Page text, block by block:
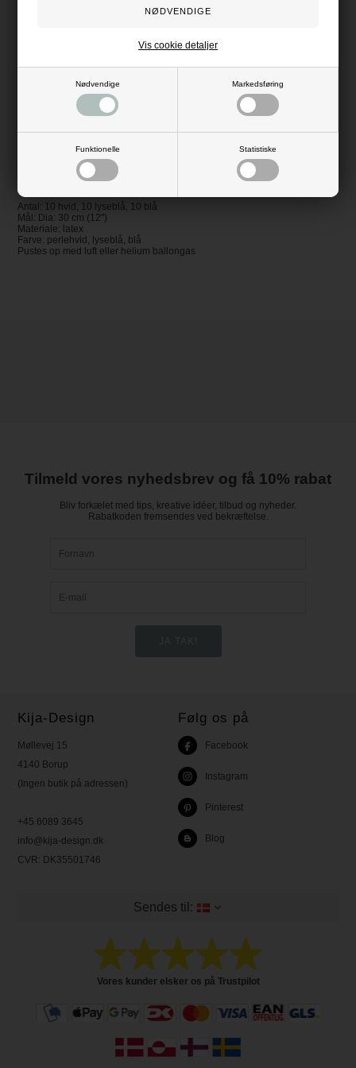
Nødvendige Markedsføring
Funktionelle Statistiske
Vis cookie detaljer
Anmeldelser
barnedåben eller den runde fødselsdag – mulighederne er mange. Disse
flotte balloner – i blå nuancer og i hvid – passer til rigtig mange
anledninger. Og du får hele 30 balloner til prisen.
finish og er af høj kvalitet.
her på Kija-Design.dk, og gør festen ekstra festlig. Vi pakker
og sender ordrer på alle hverdage, så du kan få din pakke hurtigst muligt.
Antal: 10 hvid, 10 lyseblå, 10 blå
Mål: Dia: 30 cm (12")
Materiale: latex
Farve: perlehvid, lyseblå, blå
Pustes op med luft eller helium ballongas
Tilmeld vores nyhedsbrev og få 10% rabat
Bliv forkælet med tips, kreative idéer, tilbud og nyheder.
Rabatkoden fremsendes ved bekræftelse.
Kija-Design
Møllevej 15
4140 Borup
(Ingen butik på adressen)
+45 6089 3645
info@kija-design.dk
CVR: DK35501746
Følg os på
Facebook
Instagram
Pinterest
Blog
Sendes til:
Vores kunder elsker os på Trustpilot